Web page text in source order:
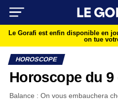
Le Gorafi est enfin disponible en
on tue
HOROSCOPE
Horoscope du
Balance : On vous embauchera